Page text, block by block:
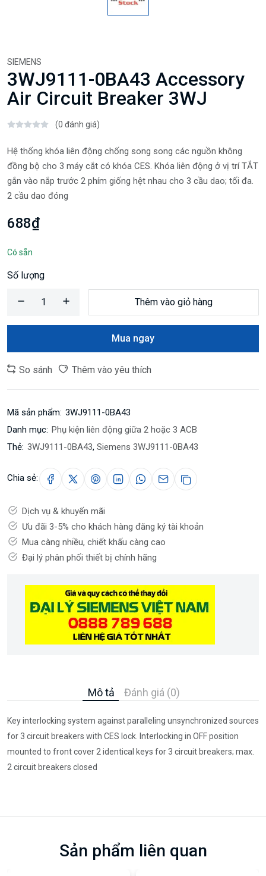
SIEMENS
3WJ9111-0BA43 Accessory
Air Circuit Breaker 3WJ
(0 đánh giá)
Hệ thống khóa liên động chống song song các nguồn không
đồng bộ cho 3 máy cắt có khóa CES. Khóa liên động ở vị trí TẮT
gắn vào nắp trước 2 phím giống hệt nhau cho 3 cầu dao; tối đa.
2 cầu dao đóng
688₫
Có sẵn
Số lượng
Thêm vào giỏ hàng
Mua ngay
So sánh Thêm vào yêu thích
Mã sản phẩm: 3WJ9111-0BA43
Danh mục: Phụ kiện liên động giữa 2 hoặc 3 ACB
Thẻ: 3WJ9111-0BA43, Siemens 3WJ9111-0BA43
Chia sẻ:
Dịch vụ & khuyến mãi
Ưu đãi 3-5% cho khách hàng đăng ký tài khoản
Mua càng nhiều, chiết khấu càng cao
Đại lý phân phối thiết bị chính hãng
Mô tả Đánh giá (0)
Key interlocking system against paralleling unsynchronized sources
for 3 circuit breakers with CES lock. Interlocking in OFF position
mounted to front cover 2 identical keys for 3 circuit breakers; max.
2 circuit breakers closed
Sản phẩm liên quan